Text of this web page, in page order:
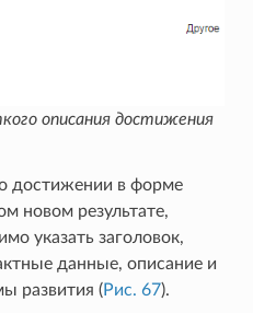
описания достижения
достижении в форме
новом результате,
указать заголовок,
данные, описание и
развития (Рис. 67).